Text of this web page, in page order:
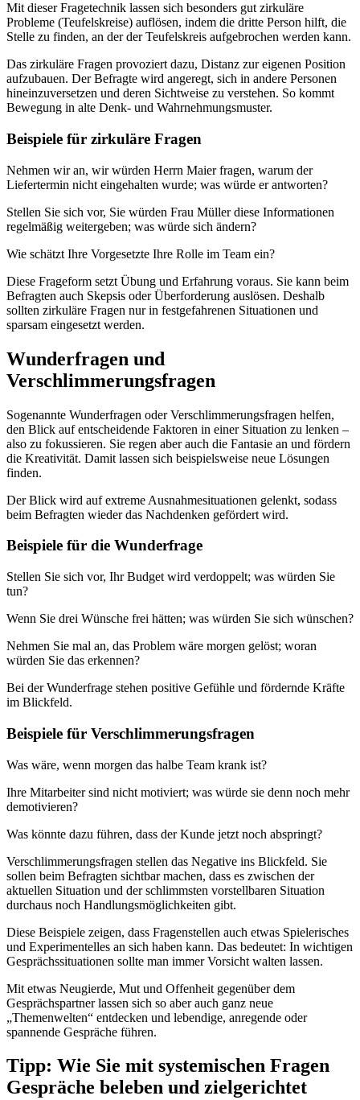
Mit dieser Fragetechnik lassen sich besonders gut zirkuläre
Probleme (Teufelskreise) auflösen, indem die dritte Person hilft, die
Stelle zu finden, an der der Teufelskreis aufgebrochen werden kann.
Das zirkuläre Fragen provoziert dazu, Distanz zur eigenen Position
aufzubauen. Der Befragte wird angeregt, sich in andere Personen
hineinzuversetzen und deren Sichtweise zu verstehen. So kommt
Bewegung in alte Denk- und Wahrnehmungsmuster.
Beispiele für zirkuläre Fragen
Nehmen wir an, wir würden Herrn Maier fragen, warum der
Liefertermin nicht eingehalten wurde; was würde er antworten?
Stellen Sie sich vor, Sie würden Frau Müller diese Informationen
regelmäßig weitergeben; was würde sich ändern?
Wie schätzt Ihre Vorgesetzte Ihre Rolle im Team ein?
Diese Frageform setzt Übung und Erfahrung voraus. Sie kann beim
Befragten auch Skepsis oder Überforderung auslösen. Deshalb
sollten zirkuläre Fragen nur in festgefahrenen Situationen und
sparsam eingesetzt werden.
Wunderfragen und
Verschlimmerungsfragen
Sogenannte Wunderfragen oder Verschlimmerungsfragen helfen,
den Blick auf entscheidende Faktoren in einer Situation zu lenken –
also zu fokussieren. Sie regen aber auch die Fantasie an und fördern
die Kreativität. Damit lassen sich beispielsweise neue Lösungen
finden.
Der Blick wird auf extreme Ausnahmesituationen gelenkt, sodass
beim Befragten wieder das Nachdenken gefördert wird.
Beispiele für die Wunderfrage
Stellen Sie sich vor, Ihr Budget wird verdoppelt; was würden Sie
tun?
Wenn Sie drei Wünsche frei hätten; was würden Sie sich wünschen?
Nehmen Sie mal an, das Problem wäre morgen gelöst; woran
würden Sie das erkennen?
Bei der Wunderfrage stehen positive Gefühle und fördernde Kräfte
im Blickfeld.
Beispiele für Verschlimmerungsfragen
Was wäre, wenn morgen das halbe Team krank ist?
Ihre Mitarbeiter sind nicht motiviert; was würde sie denn noch mehr
demotivieren?
Was könnte dazu führen, dass der Kunde jetzt noch abspringt?
Verschlimmerungsfragen stellen das Negative ins Blickfeld. Sie
sollen beim Befragten sichtbar machen, dass es zwischen der
aktuellen Situation und der schlimmsten vorstellbaren Situation
durchaus noch Handlungsmöglichkeiten gibt.
Diese Beispiele zeigen, dass Fragenstellen auch etwas Spielerisches
und Experimentelles an sich haben kann. Das bedeutet: In wichtigen
Gesprächssituationen sollte man immer Vorsicht walten lassen.
Mit etwas Neugierde, Mut und Offenheit gegenüber dem
Gesprächspartner lassen sich so aber auch ganz neue
„Themenwelten“ entdecken und lebendige, anregende oder
spannende Gespräche führen.
Tipp: Wie Sie mit systemischen Fragen
Gespräche beleben und zielgerichtet